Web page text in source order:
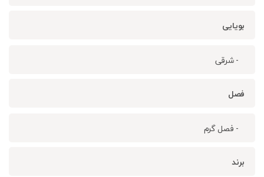
بویایی
- شرقی
فصل
- فصل گرم
برند